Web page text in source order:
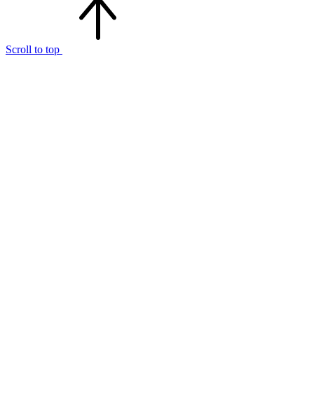
Scroll to top